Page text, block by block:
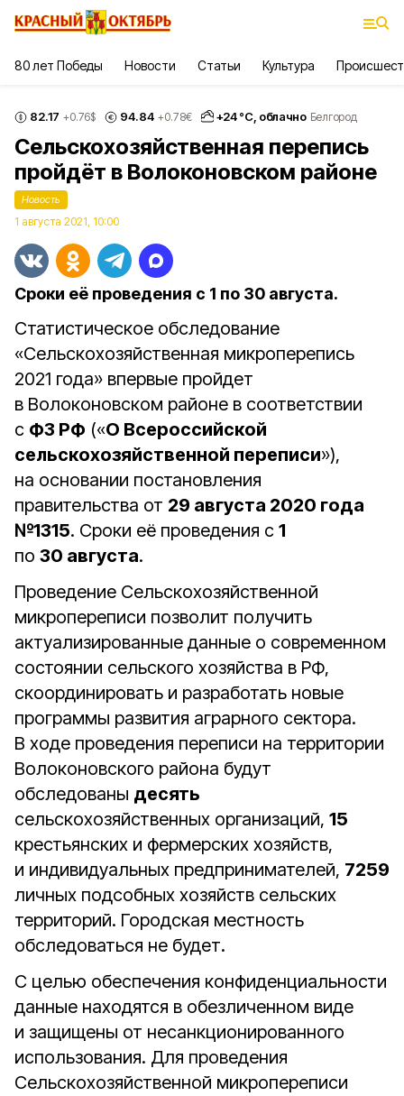
80 лет Победы Новости Статьи Культура
82.17 +0.76$ 94.84 +0.78€ +24°С, облачно Белгород
Сельскохозяйственная перепись
пройдёт в Волоконовском районе
Новость
1 августа 2021, 10:00
Сроки её проведения с 1 по 30 августа.
Статистическое обследование
«Сельскохозяйственная микроперепись
2021 года» впервые пройдет
в Волоконовском районе в соответствии
с ФЗ РФ («О Всероссийской
сельскохозяйственной переписи»),
на основании постановления
правительства от 29 августа 2020 года
№1315. Сроки её проведения с 1
по 30 августа.
Проведение Сельскохозяйственной
микропереписи позволит получить
актуализированные данные о современном
состоянии сельского хозяйства в РФ,
скоординировать и разработать новые
программы развития аграрного сектора.
В ходе проведения переписи на территории
Волоконовского района будут
обследованы десять
сельскохозяйственных организаций, 15
крестьянских и фермерских хозяйств,
и индивидуальных предпринимателей, 7259
личных подсобных хозяйств сельских
территорий. Городская местность
обследоваться не будет.
С целью обеспечения конфиденциальности
данные находятся в обезличенном виде
и защищены от несанкционированного
использования. Для проведения
Сельскохозяйственной микропереписи